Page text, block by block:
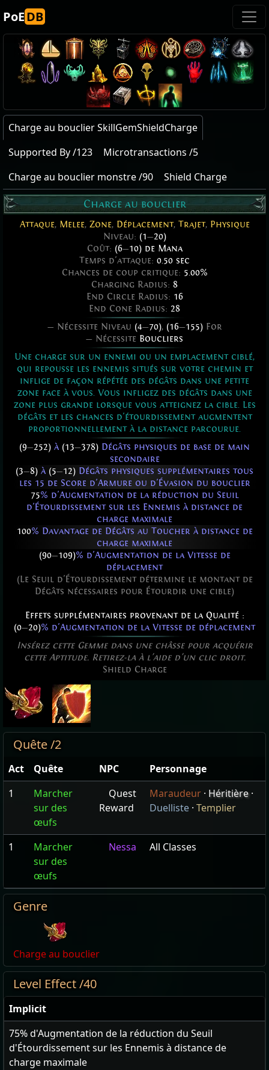
PoEDB
Charge au bouclier SkillGemShieldCharge
Supported By /123
Microtransactions /5
Charge au bouclier monstre /90
Shield Charge
Charge au bouclier
Attaque, Melee, Zone, Déplacement, Trajet, Physique
Niveau: (1—20)
Coût: (6—10) de Mana
Temps d'attaque: 0.50 sec
Chances de coup critique: 5.00%
Charging Radius: 8
End Circle Radius: 16
End Cone Radius: 28
— Nécessite Niveau (4—70), (16—155)For
— Nécessite Boucliers
Une charge sur un ennemi ou un emplacement ciblé,
qui repousse les ennemis situés sur votre chemin et
inflige de façon répétée des dégâts dans une petite
zone face à vous. Vous infligez des dégâts dans une
zone plus grande lorsque vous atteignez la cible. Les
dégâts et les chances d'étourdissement augmentent
proportionnellement à la distance parcourue.
(9—252) à (13—378) Dégâts physiques de base de main
secondaire
(3—8) à (5—12) Dégâts physiques supplémentaires tous
les 15 de Score d'Armure ou d'Évasion du bouclier
75% d'Augmentation de la réduction du Seuil
d'Étourdissement sur les Ennemis à distance de
charge maximale
100% Davantage de Dégâts au Toucher à distance de
charge maximale
(90—109)% d'Augmentation de la Vitesse de
déplacement
(Le Seuil d'Étourdissement détermine le montant de
Dégâts nécessaires pour Étourdir une cible)
Effets supplémentaires provenant de la Qualité :
(0—20)% d'Augmentation de la Vitesse de déplacement
Insérez cette Gemme dans une châsse pour acquérir
cette Aptitude. Retirez-la à l'aide d'un clic droit.
Shield Charge
Quête /2
Act Quête NPC
Personnage
1
Marcher
sur des
œufs
Quest
Reward
Maraudeur · Héritière·
Duelliste · Templier
1
Marcher
sur des
œufs
Nessa All Classes
Genre
Charge au bouclier
Level Effect /40
Implicit
75% d'Augmentation de la réduction du Seuil
d'Étourdissement sur les Ennemis à distance de
charge maximale